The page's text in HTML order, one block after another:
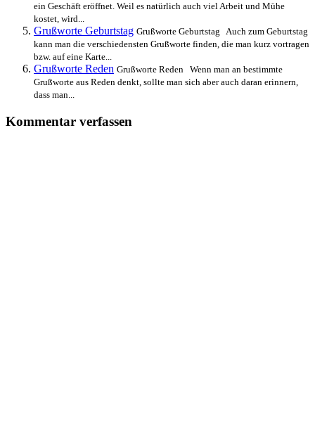
ein Geschäft eröffnet. Weil es natürlich auch viel Arbeit und Mühe
kostet, wird...
Grußworte Geburtstag Grußworte Geburtstag Auch zum Geburtstag
kann man die verschiedensten Grußworte finden, die man kurz vortragen
bzw. auf eine Karte...
Grußworte Reden Grußworte Reden Wenn man an bestimmte
Grußworte aus Reden denkt, sollte man sich aber auch daran erinnern,
dass man...
Kommentar verfassen